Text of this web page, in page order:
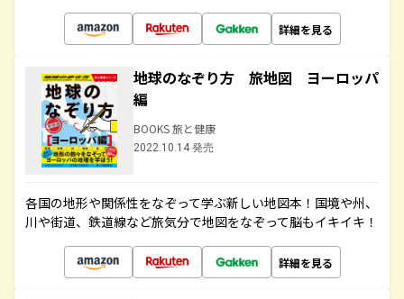
詳細を見る
地球のなぞり方 旅地図 ヨーロッパ
編
BOOKS 旅と健康
2022.10.14 発売
各国の地形や関係性をなぞって学ぶ新しい地図本！国境や州、
川や街道、鉄道線など旅気分で地図をなぞって脳もイキイキ！
詳細を見る